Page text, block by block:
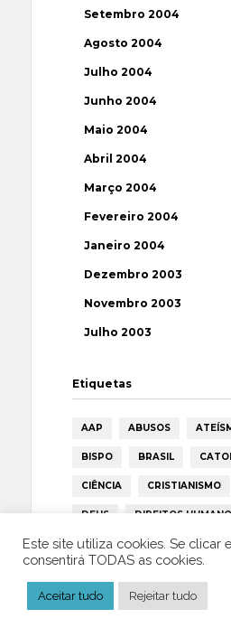
Setembro 2004
Agosto 2004
Julho 2004
Junho 2004
Maio 2004
Abril 2004
Março 2004
Fevereiro 2004
Janeiro 2004
Dezembro 2003
Novembro 2003
Julho 2003
Etiquetas
AAP ABUSOS
BISPO BRASIL
CIÊNCIA CRISTIANISMO
DEUS DIREITOS
ESPIRITISMO
ICAR IGREJA
Este site utiliza cookies. Se clicar
consentirá TODAS as cookies.
Aceitar tudo Rejeitar tudo